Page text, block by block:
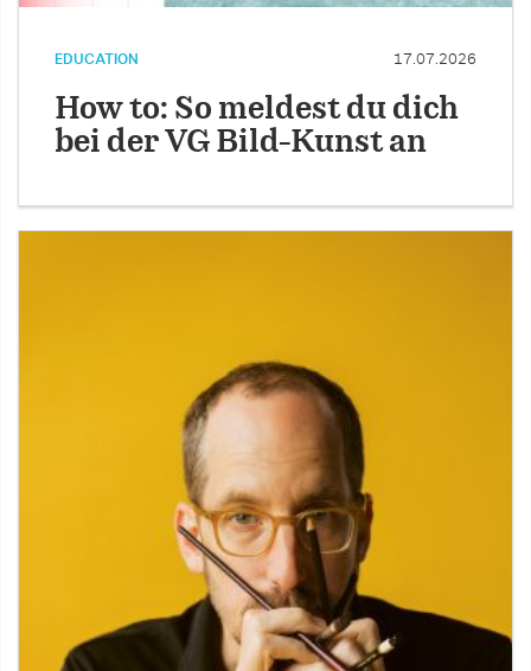
EDUCATION 17.07.2026
How to: So meldest du dich
bei der VG Bild-Kunst an